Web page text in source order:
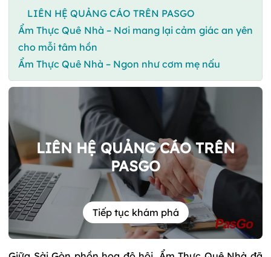
LIÊN HỆ QUẢNG CÁO TRÊN PASGO
Ẩm Thực Quê Nhà – Nơi mang lại cảm giác an yên
cho mỗi tâm hồn
Ẩm Thực Quê Nhà – Ngon như cơm mẹ nấu
LIÊN HỆ QUẢNG CÁO TRÊN
PASGO
Tiếp tục khám phá